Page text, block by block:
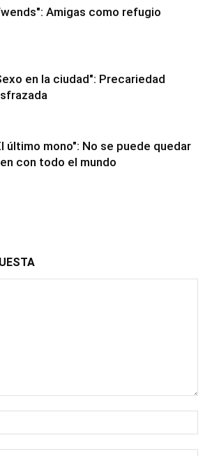
Amigas como refugio
en la ciudad": Precariedad
último mono": No se puede quedar
con todo el mundo